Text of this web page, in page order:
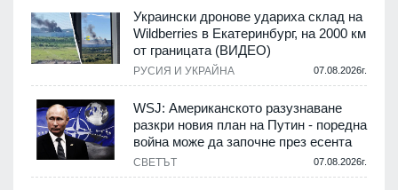
Украински дронове удариха склад на
Wildberries в Екатеринбург, на 2000 км
от границата (ВИДЕО)
РУСИЯ И УКРАЙНА 07.08.2026г.
WSJ: Американското разузнаване
разкри новия план на Путин - поредна
война може да започне през есента
СВЕТЪТ 07.08.2026г.